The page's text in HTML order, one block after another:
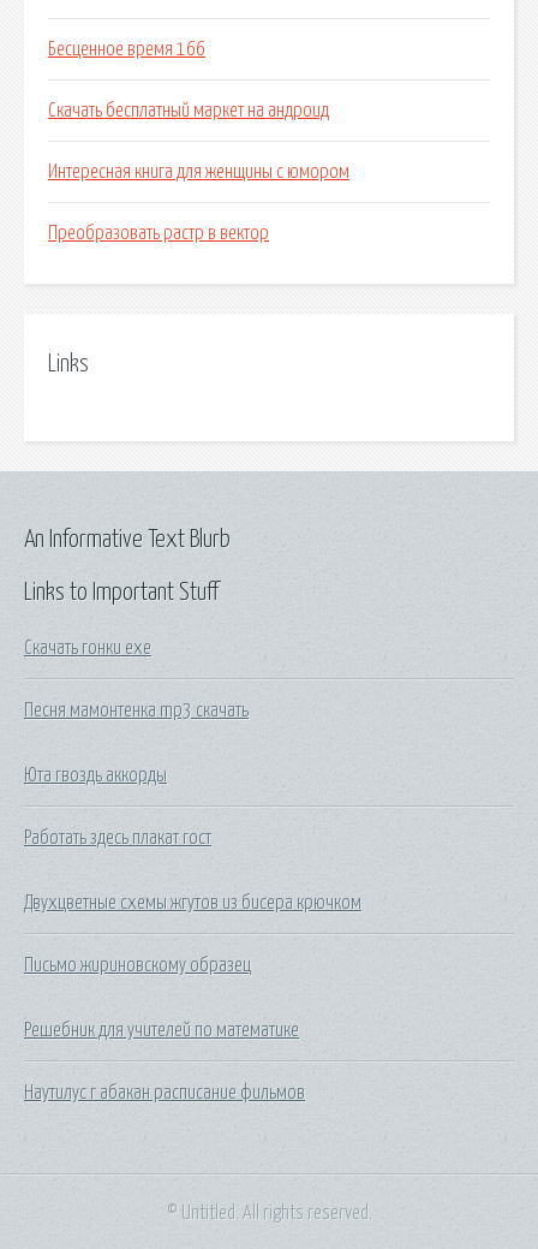
Бесценное время 166
Скачать бесплатный маркет на андроид
Интересная книга для женщины с юмором
Преобразовать растр в вектор
Links
Links to Important Stuff
Скачать гонки exe
Песня мамонтенка mp3 скачать
Юта гвоздь аккорды
Работать здесь плакат гост
Двухцветные схемы жгутов из бисера крючком
Письмо жириновскому образец
Решебник для учителей по математике
Наутилус г абакан расписание фильмов
An Informative Text Blurb
© Untitled. All rights reserved.